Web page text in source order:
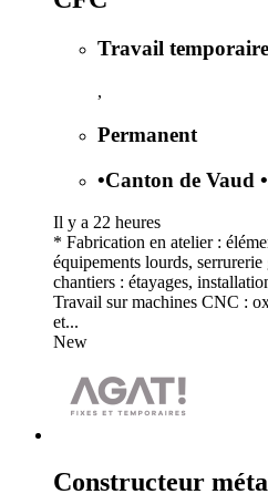
Travail temporaire
,
Permanent
•Canton de Vaud •
Il y a 22 heures
* Fabrication en atelier :
équipements lourds,
chantiers : étayages,
Travail sur machines CNC :
et...
New
Constructeur